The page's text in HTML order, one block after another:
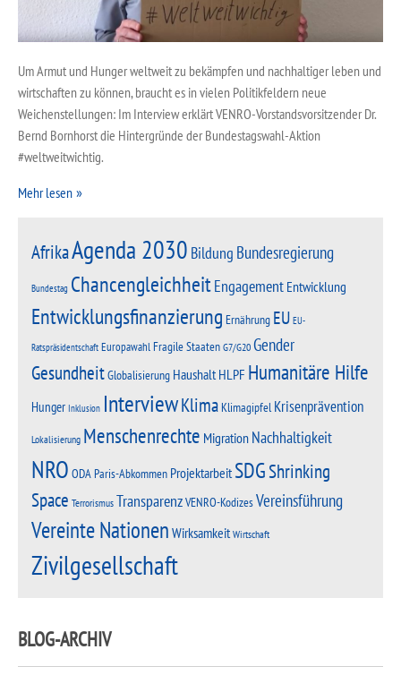
Um Armut und Hunger weltweit zu bekämpfen und nachhaltiger leben und
wirtschaften zu können, braucht es in vielen Politikfeldern neue
Weichenstellungen: Im Interview erklärt VENRO-Vorstandsvorsitzender Dr.
Bernd Bornhorst die Hintergründe der Bundestagswahl-Aktion
#weltweitwichtig.
Mehr lesen
AfrikaAgenda 2030 Bildung Bundesregierung
Bundestag ChancengleichheitEngagement Entwicklung
Entwicklungsfinanzierung Ernährung EU EU-
Ratspräsidentschaft EuropawahlFragile StaatenG7/G20Gender
GesundheitGlobalisierung HaushaltHLPF Humanitäre Hilfe
Hunger Inklusion InterviewKlimaKlimagipfel Krisenprävention
Lokalisierung Menschenrechte Migration Nachhaltigkeit
NRO ODAParis-Abkommen ProjektarbeitSDGShrinking
Space TerrorismusTransparenzVENRO-KodizesVereinsführung
Vereinte Nationen Wirksamkeit Wirtschaft
Zivilgesellschaft
BLOG-ARCHIV